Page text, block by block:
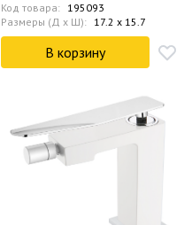
Код товара: 195093
Размеры (Д x Ш): 17.2 x 15.7
В корзину